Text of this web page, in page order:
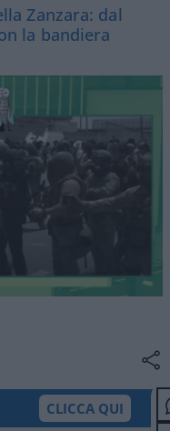
Zanzara: dal
la bandiera
CLICCA QUI